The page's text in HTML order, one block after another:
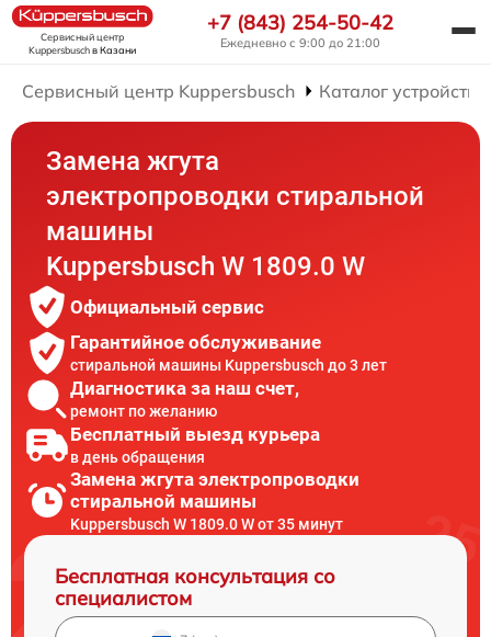
Сервисный центр
Kuppersbuschв Казани
+7 (843) 254-50-42
Ежедневно с 9:00 до 21:00
Сервисный центр Kuppersbusch Каталог устройств
Замена жгута
электропроводки стиральной
машины
Kuppersbusch W 1809.0 W
Официальный сервис
Гарантийное обслуживание
стиральной машины Kuppersbusch до 3 лет
Диагностика за наш счет,
ремонт по желанию
Бесплатный выезд курьера
в день обращения
Замена жгута электропроводки
стиральной машины
Kuppersbusch W 1809.0 W от 35 минут
Бесплатная консультация со
специалистом